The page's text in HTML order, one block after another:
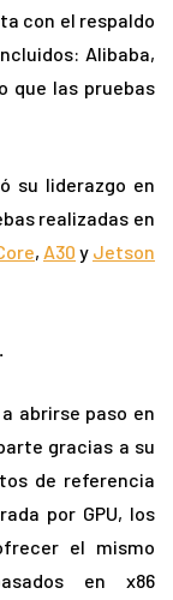
con el respaldo
Alibaba,
que las pruebas
su liderazgo en
realizadas en
, A30 y Jetson
abrirse paso en
gracias a su
de referencia
por GPU, los
el mismo
en x86